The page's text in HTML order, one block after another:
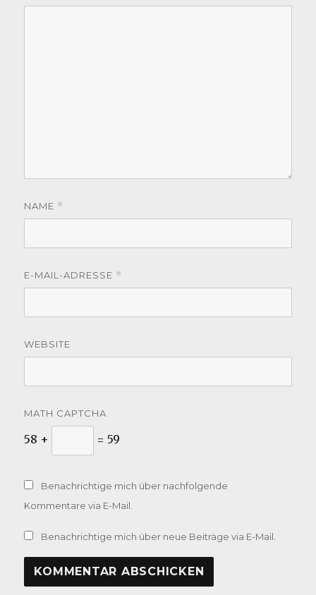
NAME *
E-MAIL-ADRESSE *
WEBSITE
MATH CAPTCHA
58 + = 59
Benachrichtige mich über nachfolgende
Kommentare via E-Mail.
Benachrichtige mich über neue Beiträge via E-Mail.